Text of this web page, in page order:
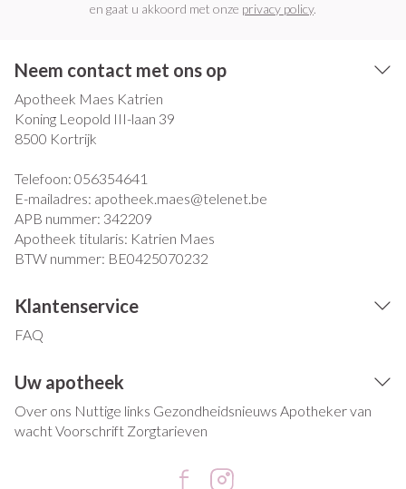
en gaat u akkoord met onze privacy policy.
Neem contact met ons op
Apotheek Maes Katrien
Koning Leopold III-laan 39
8500 Kortrijk
Telefoon: 056354641
E-mailadres: apotheek.maes@telenet.be
APB nummer: 342209
Apotheek titularis: Katrien Maes
BTW nummer: BE0425070232
Klantenservice
FAQ
Uw apotheek
Over ons Nuttige links Gezondheidsnieuws Apotheker van
wachtVoorschrift Zorgtarieven